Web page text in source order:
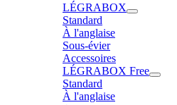
LÉGRABOX
Standard
À l'anglaise
Sous-évier
Accessoires
LÉGRABOX Free
Standard
À l'anglaise